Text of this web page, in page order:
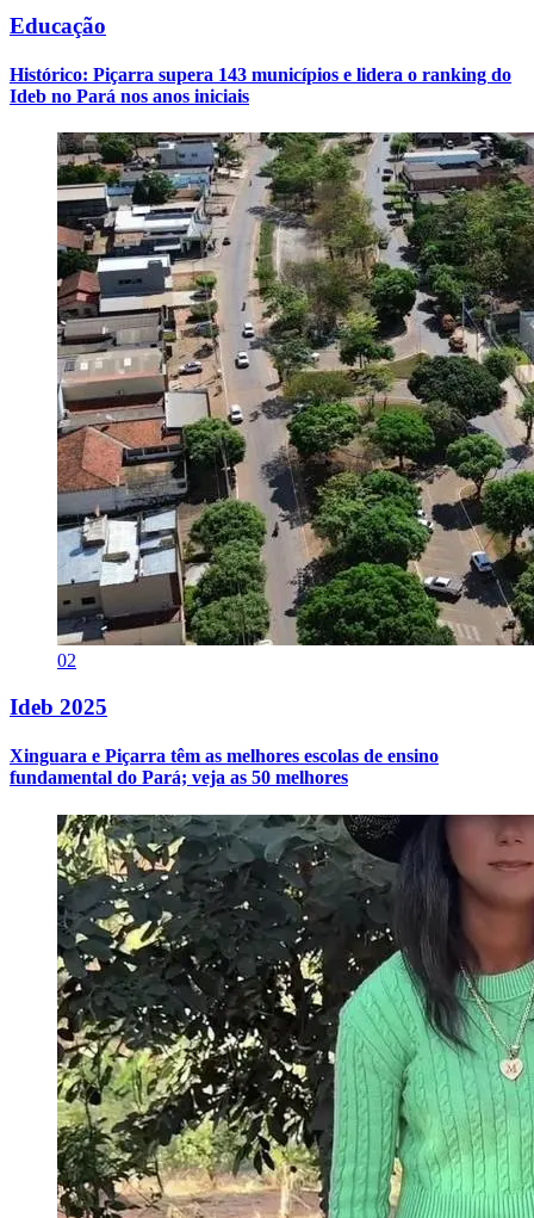
Educação
Histórico: Piçarra supera 143 municípios e lidera o ranking do
Ideb no Pará nos anos iniciais
02
Ideb 2025
Xinguara e Piçarra têm as melhores escolas de ensino
fundamental do Pará; veja as 50 melhores